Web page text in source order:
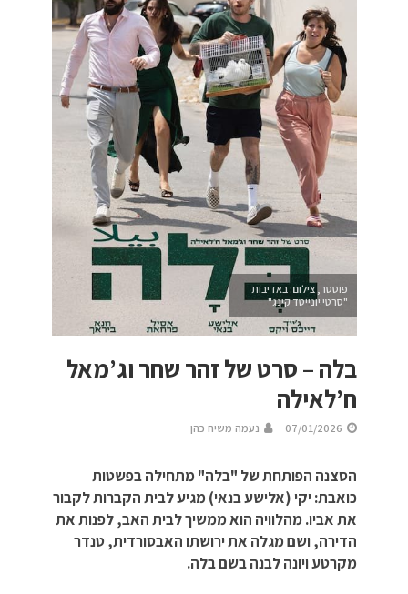
פוסטר, צילום: באדיבות
"סרטי יונייטד קינג"
בלה – סרט של זהר שחר וג’מאל
ח’לאילה
07/01/2026 נעמה משיח כהן
הסצנה הפותחת של "בלה" מתחילה בפשטות
כואבת: יקי (אלישע בנאי) מגיע לבית הקברות לקבור
את אביו. מהלוויה הוא ממשיך לבית האב, לפנות את
הדירה, ושם מגלה את ירושתו האבסורדית, טנדר
מקרטע ויונה לבנה בשם בלה.